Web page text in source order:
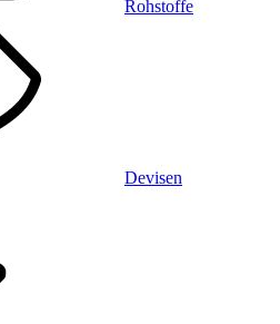
Rohstoffe
Devisen